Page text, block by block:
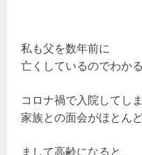
私も父を数年前に
亡くしているのでわか
コロナ禍で入院してしま
家族との面会がほとん
まして高齢になると、